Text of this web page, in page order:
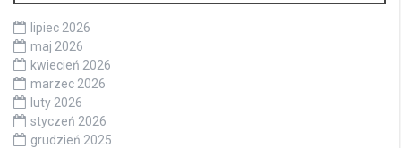
lipiec 2026
maj 2026
kwiecień 2026
marzec 2026
luty 2026
styczeń 2026
grudzień 2025